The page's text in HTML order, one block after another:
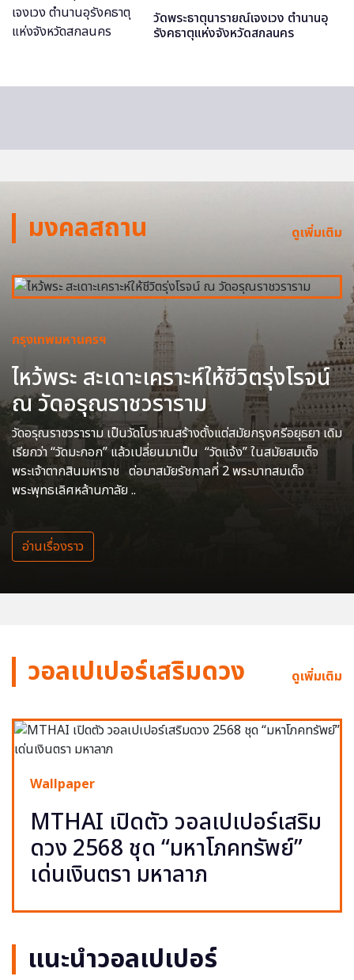
วัดพระธาตุนารายณ์เจงเวง ตำนานอุ
รังคธาตุแห่งจังหวัดสกลนคร
มงคลสถาน ดูเพิ่มเติม
กรุงเทพมหานครฯ
ไหว้พระ สะเดาะเคราะห์ให้ชีวิตรุ่งโรจน์
ณ วัดอรุณราชวราราม
วัดอรุณราชวราราม เป็นวัดโบราณสร้างตั้งแต่สมัยกรุงศรีอยุธยา เดิม
เรียกว่า “วัดมะกอก” แล้วเปลี่ยนมาเป็น “วัดแจ้ง” ในสมัยสมเด็จ
พระเจ้าตากสินมหาราช ต่อมาสมัยรัชกาลที่ 2 พระบาทสมเด็จ
พระพุทธเลิศหล้านภาลัย ..
อ่านเรื่องราว
วอลเปเปอร์เสริมดวง ดูเพิ่มเติม
Wallpaper
MTHAI เปิดตัว วอลเปเปอร์เสริม
ดวง 2568 ชุด “มหาโภคทรัพย์”
เด่นเงินตรา มหาลาภ
แนะนำวอลเปเปอร์